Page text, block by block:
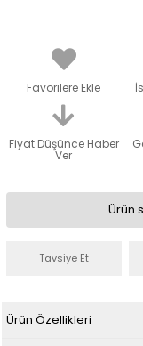
Favorilere Ekle
Fiyat Düşünce Haber
Ver
Ürün
Tavsiye Et
Ürün Özellikleri